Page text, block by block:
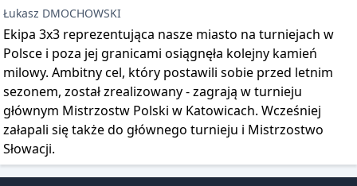
Łukasz DMOCHOWSKI
Ekipa 3x3 reprezentująca nasze miasto na turniejach w
Polsce i poza jej granicami osiągnęła kolejny kamień
milowy. Ambitny cel, który postawili sobie przed letnim
sezonem, został zrealizowany - zagrają w turnieju
głównym Mistrzostw Polski w Katowicach. Wcześniej
załapali się także do głównego turnieju i Mistrzostwo
Słowacji.